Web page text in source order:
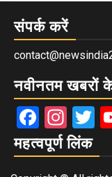
संपर्क करें
नवीनतम खबरों
महत्वपूर्ण लिंक